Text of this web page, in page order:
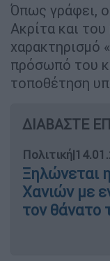
Όπως γράφει,
Ακρίτα και του
χαρακτηρισμό «
πρόσωπό του
τοποθέτηση
ΔΙΑΒΑΣΤΕ
Πολιτική|
Ξηλώνεται
Χανιών με
τον θάνατο